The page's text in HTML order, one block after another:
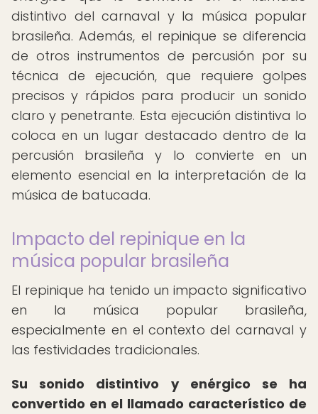
distintivo del carnaval y la música popular
brasileña. Además, el repinique se diferencia
de otros instrumentos de percusión por su
técnica de ejecución, que requiere golpes
precisos y rápidos para producir un sonido
claro y penetrante. Esta ejecución distintiva lo
coloca en un lugar destacado dentro de la
percusión brasileña y lo convierte en un
elemento esencial en la interpretación de la
música de batucada.
Impacto del repinique en la
música popular brasileña
El repinique ha tenido un impacto significativo
en la música popular brasileña,
especialmente en el contexto del carnaval y
las festividades tradicionales.
Su sonido distintivo y enérgico se ha
convertido en el llamado característico de